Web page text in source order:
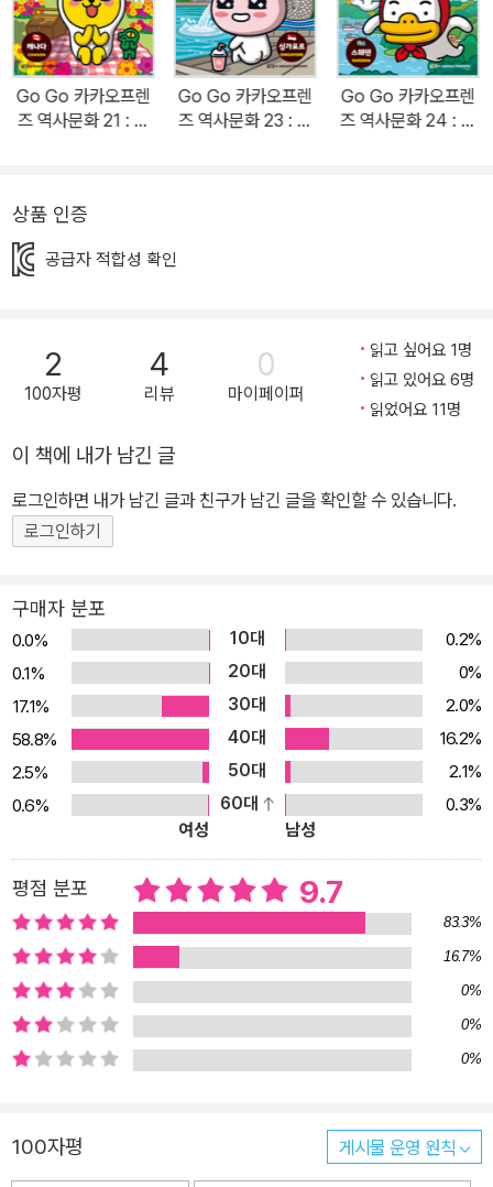
즈’와 학습만화의 명가 ‘아울북’의 놀라운 콜라보! 단시간에 누적 판매
120만 부를 돌파한 베스트셀러시리즈를 향한 독자들의 관심과 사랑
은 여전하다. <마법천자문>으로 학습만화의 시장을 연 아울북과 카
카오프렌즈가 만나 탄생시킨 이 시리즈에서 카카오프렌즈의 라이언,
시간여행의 주인공이 되어 펼쳐지는 이야기로 독자들은 카카오프렌
험한다. 깜찍한 캐릭터의 매력에 재미있는 스토리, 알찬 정보까지 겸
사를 바꿀 수 있다면, 그 시간으로 갈 수 있다면 누구를 만나 무엇을
할까? 실감나는 설정에 상상력을 더해 자연스럽게 세계 역사의 흐름
왕이었다면…?’ 역사에 ‘만약’이 존재한다면 무슨 일이 벌어질까? 그
으로 시작된시리즈는 세계의 역사가 퍼즐 형태로 보관된 ‘히스토리
뱅크’에 악당 이프가 침입해 퍼즐이 뿔뿔이 흩어지는 것으로 이야기
스토리 뱅크의 비밀요원으로 변신한다. 퍼즐의 힘으로 세계를 정복하
려는 이프와 쌍둥이 이브 그리고 인공지능 컴퓨터 이프고에 맞선 카
카오프렌즈는 세계 역사 속 곳곳을 누비며 역사를 지키기 위해 고군
분투한다. 세계의 역사 현장 속으로 들어가 모험을 펼치는 실감나는
설정으로 카카오프렌즈와 함께 상상의 나래를 펼치며 여행하다 보면
세계의 문화 상식은 물론, 어렵다고만 생각했던 세계사 지식이 나도
모르는 사이 머릿속에 쏙쏙 저장된다. 세계라는 무대에서 꿈을 펼칠
아이들을 위한 세계 역사 문화 체험 학습만화 흥미진진한 스토리에
성장할 아이들에게 어린 시절의 다양한 경험은 꿈의 크기를 바꾸게
할 만큼 중요한 일이다. 이 시리즈는 세계로 나아가 꿈을 펼칠 아이들
을 위해 기획된 ‘세계 역사 문화 체험 학습만화’로, 처음 세계를 접하
는 아이들의 호기심을 자극할 만한 주제와 내용을 재미있는 스토리로
풀어내어 세계에 대한 관심을 높인다. 다채로운 역사, 문화, 인물들의
에피소드를 통해 직접 역사의 한 장면을 경험한 듯이 내용을 이해하
고, 생생한 사진과 자세한 설명으로 구성된 역사 문화 상식 코너에서
계 역사의 흐름을 파악하고, 컬러링으로 즐겁게 마무리하는 짜임새
있는 구성으로 이뤄진 이 도서는 세계사를 처음 접하는 아이들도 세
Go Go 카카오프렌
즈 역사문화 21 : 캐
Go Go 카카오프렌
즈 역사문화 23 : 싱
Go Go 카카오프렌
즈 역사문화 24 : 스
상품 인증
공급자 적합성 확인
2
100자평
4
리뷰
0
마이페이퍼
읽고 싶어요 1명
읽고 있어요 6명
읽었어요 11명
이 책에 내가 남긴 글
로그인하면 내가 남긴 글과 친구가 남긴 글을 확인할 수 있습니다.
로그인하기
구매자 분포
0.0% 10대
0.2%
0.1%
20대
0%
17.1%
30대
2.0%
58.8%
40대
16.2%
2.5%
50대
2.1%
0.6%
60대
0.3%
여성
남성
평점 분포 9.7
83.3%
16.7%
0%
0%
0%
100자평 게시물 운영 원칙